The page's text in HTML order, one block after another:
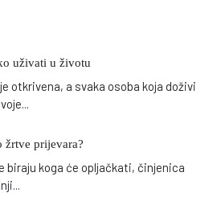
uživati u životu
otkrivena, a svaka osoba koja doživi
žrtve prijevara?
biraju koga će opljačkati, činjenica